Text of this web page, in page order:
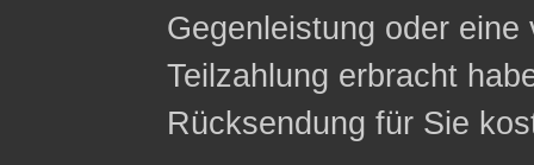
Gegenleistung oder
Teilzahlung erbracht
Rücksendung für Sie